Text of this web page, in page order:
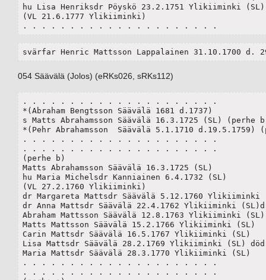
hu Lisa Henriksdr Pöyskö 23.2.1751 Ylikiiminki
(VL 21.6.1777 Ylikiiminki)
. . . . . . . . . . . . . . . . . . . . .
svärfar Henric Mattsson Lappalainen 31.10.1700 d.
054 Säävälä (Jolos) (eRKs026, sRKs112)
. . . . . . . . . . . . . . . . . . . . .
*(Abraham Bengtsson Säävälä 1681 d.1737)
s Matts Abrahamsson Säävälä 16.3.1725 (SL) (perhe
*(Pehr Abrahamsson  Säävälä 5.1.1710 d.19.5.1759)
. . . . . . . . . . . . . . . . . . . . .
. . . . . . . . . . . . . . . . . . . . .
(perhe b)
Matts Abrahamsson Säävälä 16.3.1725 (SL)
hu Maria Michelsdr Kanniainen 6.4.1732 (SL)
(VL 27.2.1760 Ylikiiminki)
dr Margareta Mattsdr Säävälä 5.12.1760
dr Anna Mattsdr Säävälä 22.4.1762 Ylikiiminki
Abraham Mattsson Säävälä 12.8.1763 Ylikiiminki (SL)
Matts Mattsson Säävälä 15.2.1766 Ylikiiminki (SL)
Carin Mattsdr Säävälä 16.5.1767 Ylikiiminki (SL)
Lisa Mattsdr Säävälä 28.2.1769 Ylikiiminki (SL) död
Maria Mattsdr Säävälä 28.3.1770 Ylikiiminki (SL)
. . . . . . . . . . . . . . . . . . . . .
. . . . . . . . . . . . . . . . . . . . .